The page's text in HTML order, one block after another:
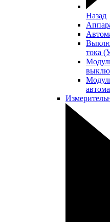
Назад
тока